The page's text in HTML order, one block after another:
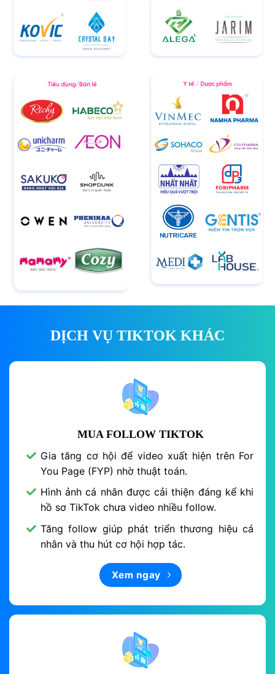
DỊCH VỤ TIKTOK KHÁC
MUA FOLLOW TIKTOK
Gia tăng cơ hội để video xuất hiện trên For
You Page (FYP) nhờ thuật toán.
Hình ảnh cá nhân được cải thiện đáng kể khi
hồ sơ TikTok chưa video nhiều follow.
Tăng follow giúp phát triển thương hiệu cá
nhân và thu hút cơ hội hợp tác.
Xem ngay